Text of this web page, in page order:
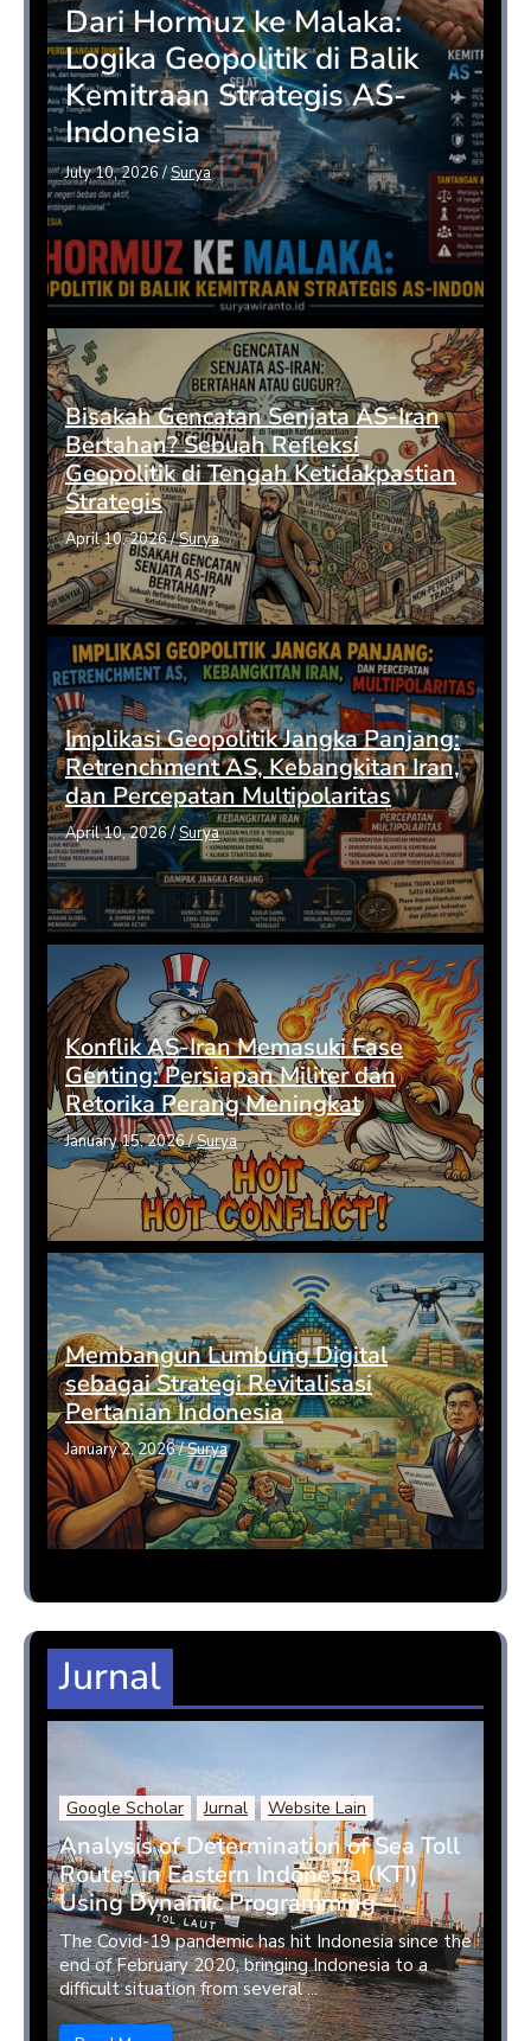
Dari Hormuz ke Malaka:
Logika Geopolitik di Balik
Kemitraan Strategis AS-
Indonesia
July 10, 2026/Surya
Bisakah Gencatan Senjata AS-Iran
Bertahan? Sebuah Refleksi
Geopolitik di Tengah Ketidakpastian
Strategis
April 10, 2026/Surya
Implikasi Geopolitik Jangka Panjang:
Retrenchment AS, Kebangkitan Iran,
dan Percepatan Multipolaritas
April 10, 2026/Surya
Konflik AS-Iran Memasuki Fase
Genting: Persiapan Militer dan
Retorika Perang Meningkat
January 15, 2026/Surya
Membangun Lumbung Digital
sebagai Strategi Revitalisasi
Pertanian Indonesia
January 2, 2026/Surya
Jurnal
Google Scholar Jurnal Website Lain
Analysis of Determination of Sea Toll
Routes in Eastern Indonesia (KTI)
Using Dynamic Programming
The Covid-19 pandemic has hit Indonesia since the
end of February 2020, bringing Indonesia to a
difficult situation from several ...